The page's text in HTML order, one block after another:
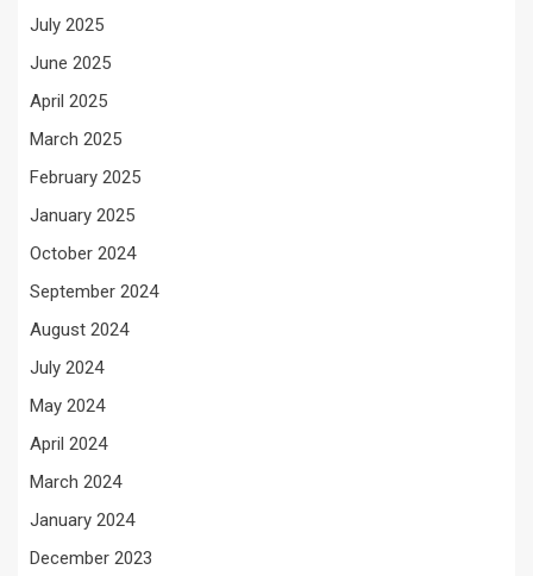
July 2025
June 2025
April 2025
March 2025
February 2025
January 2025
October 2024
September 2024
August 2024
July 2024
May 2024
April 2024
March 2024
January 2024
December 2023